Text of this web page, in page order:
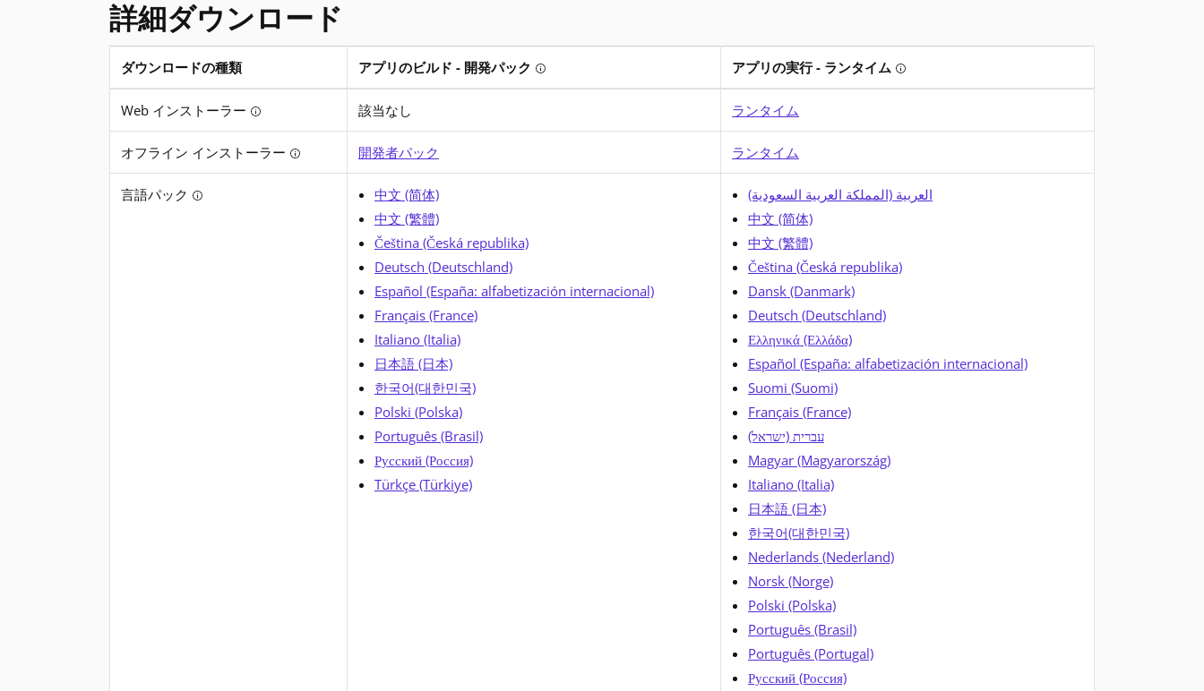
詳細ダウンロード
ダウンロードの種類 アプリのビルド - 開発パック Tooltip: アプリをビルドしませんか? 開発者パックは、ソフトウェア開発者が Visual Studio を使用して、
アプリの実行 - ランタイム Tooltip: アプリを実行したいですか? ランタイム
Web インストーラー Tooltip: インストーラーの実行中に、ローカライズ済みリソースなどすべての必要なファイルをダウンロードします。インストール時にはインターネット接
該当なし ランタイム
オフライン インストーラー Tooltip: 英語でのインストールに必要なすべてが備わっています。インストーラーのダウンロード後は、インターネット接続は必要ありません。
開発者パック ランタイム
言語パック Tooltip: 変換されたエラー メッセージやその他の UI テキストを既存のインストールに追加します。
中文 (简体)
中文 (繁體)
Čeština (Česká republika)
Deutsch (Deutschland)
Español (España: alfabetización internacional)
Français (France)
Italiano (Italia)
日本語 (日本)
한국어(대한민국)
Polski (Polska)
Português (Brasil)
Русский (Россия)
Türkçe (Türkiye)
العربية (المملكة العربية السعودية)
中文 (简体)
中文 (繁體)
Čeština (Česká republika)
Dansk (Danmark)
Deutsch (Deutschland)
Ελληνικά (Ελλάδα)
Español (España: alfabetización internacional)
Suomi (Suomi)
Français (France)
עברית (ישראל)
Magyar (Magyarország)
Italiano (Italia)
日本語 (日本)
한국어(대한민국)
Nederlands (Nederland)
Norsk (Norge)
Polski (Polska)
Português (Brasil)
Português (Portugal)
Русский (Россия)